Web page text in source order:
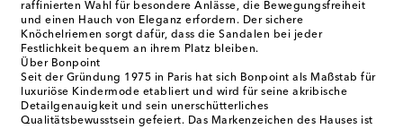
raffinierten Wahl für besondere Anlässe, die Bewegungsfreiheit
und einen Hauch von Eleganz erfordern. Der sichere
Knöchelriemen sorgt dafür, dass die Sandalen bei jeder
Festlichkeit bequem an ihrem Platz bleiben.
Über Bonpoint
Seit der Gründung 1975 in Paris hat sich Bonpoint als Maßstab für
luxuriöse Kindermode etabliert und wird für seine akribische
Detailgenauigkeit und sein unerschütterliches
Qualitätsbewusstsein gefeiert. Das Markenzeichen des Hauses ist